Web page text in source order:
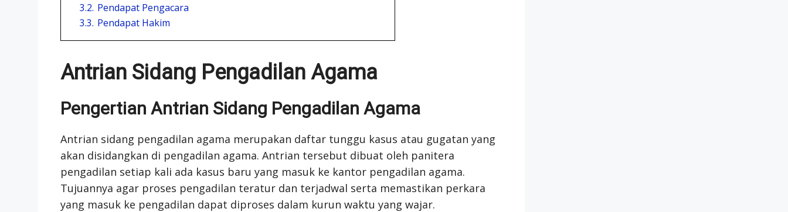
3.2. Pendapat Pengacara
3.3. Pendapat Hakim
Antrian Sidang Pengadilan Agama
Pengertian Antrian Sidang Pengadilan Agama
Antrian sidang pengadilan agama merupakan daftar tunggu kasus atau gugatan yang
akan disidangkan di pengadilan agama. Antrian tersebut dibuat oleh panitera
pengadilan setiap kali ada kasus baru yang masuk ke kantor pengadilan agama.
Tujuannya agar proses pengadilan teratur dan terjadwal serta memastikan perkara
yang masuk ke pengadilan dapat diproses dalam kurun waktu yang wajar.